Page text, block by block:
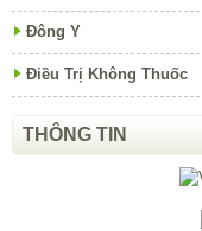
Đông Y
Điều Trị Không Thuốc
THÔNG TIN